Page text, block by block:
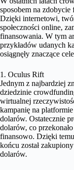
sposobem na
Dzięki internetowi,
społeczności online,
finansowania. W tym
przykładów udanych
osiągnęły znaczące
1. Oculus Rift
Jednym z najbardziej
dziedzinie
wirtualnej
kampanię na
dolarów. Ostatecznie
dolarów, co
finansowo. Dzięki
końcu został
dolarów.